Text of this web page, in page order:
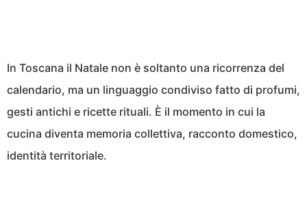
In Toscana il Natale non è soltanto una ricorrenza del
calendario, ma un linguaggio condiviso fatto di profumi,
gesti antichi e ricette rituali. È il momento in cui la
cucina diventa memoria collettiva, racconto domestico,
identità territoriale.